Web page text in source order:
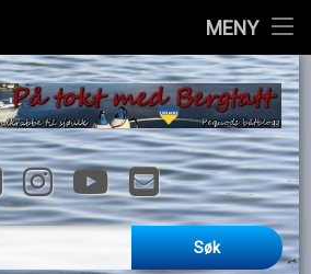
MENY
til
FacebookInstagramYouTube
E-post
Søk etter: